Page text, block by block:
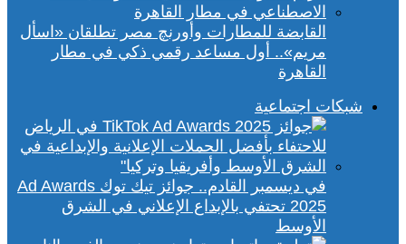
القابضة للمطارات وأورنچ مصر تطلقان «اسأل
مريم».. أول مساعد رقمي ذكي في مطار
القاهرة
شبكات اجتماعية
في ديسمبر القادم.. جوائز تيك توك Ad Awards
2025 تحتفي بالإبداع الإعلاني في الشرق
الأوسط